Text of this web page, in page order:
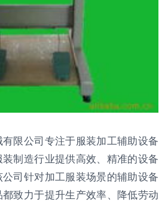
限公司专注于服装加工辅助设备
制造行业提供高效、精准的设备
司针对加工服装场景的辅助设备
致力于提升生产效率、降低劳动